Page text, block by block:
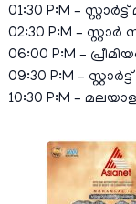
01:30 P:M –
02:30 P:M –
06:00 P:M –
09:30 P:M –
10:30 P:M –